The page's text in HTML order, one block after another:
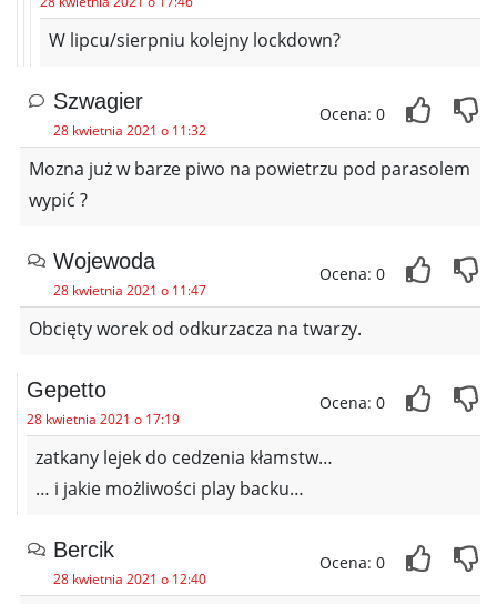
W lipcu/sierpniu kolejny lockdown?
Szwagier
28 kwietnia 2021 o 11:32
Ocena: 0
Mozna już w barze piwo na powietrzu pod parasolem
wypić ?
Wojewoda
28 kwietnia 2021 o 11:47
Ocena: 0
Obcięty worek od odkurzacza na twarzy.
Gepetto
28 kwietnia 2021 o 17:19
Ocena: 0
zatkany lejek do cedzenia kłamstw…
… i jakie możliwości play backu…
Bercik
28 kwietnia 2021 o 12:40
Ocena: 0